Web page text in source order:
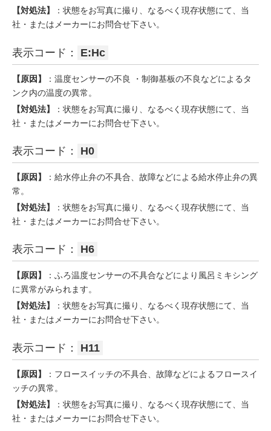
【対処法】
：状態をお写真に撮り、なるべく現存状態にて、当
社・またはメーカーにお問合せ下さい。
表示コード： E:Hc
【原因】
：温度センサーの不良 ・制御基板の不良などによるタ
ンク内の温度の異常。
【対処法】
：状態をお写真に撮り、なるべく現存状態にて、当
社・またはメーカーにお問合せ下さい。
表示コード： H0
【原因】
：給水停止弁の不具合、故障などによる給水停止弁の異
常。
【対処法】
：状態をお写真に撮り、なるべく現存状態にて、当
社・またはメーカーにお問合せ下さい。
表示コード： H6
【原因】
：ふろ温度センサーの不具合などにより風呂ミキシング
に異常がみられます。
【対処法】
：状態をお写真に撮り、なるべく現存状態にて、当
社・またはメーカーにお問合せ下さい。
表示コード： H11
【原因】
：フロースイッチの不具合、故障などによるフロースイ
ッチの異常。
【対処法】
：状態をお写真に撮り、なるべく現存状態にて、当
社・またはメーカーにお問合せ下さい。